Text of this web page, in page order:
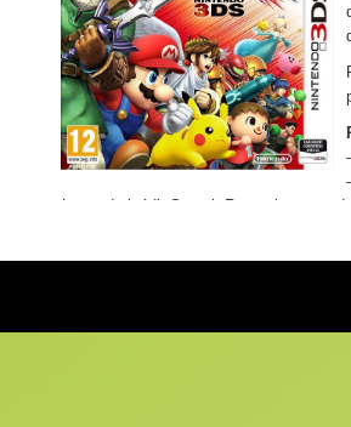
– Le mode inédit Smash Run qui permet